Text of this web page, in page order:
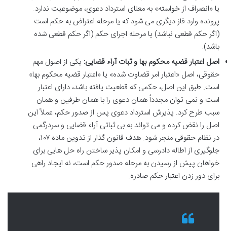
یا «انصراف از خواسته» به معنای استرداد دعوی، موضوعیت ندارد.
پرونده وارد فاز دیگری می شود که یا مرحله اعتراض به حکم است
(اگر حکم قطعی نباشد) یا مرحله اجرای حکم (اگر حکم قطعی شده
باشد).
اصل اعتبار قضیه محکوم بها و ثبات آراء قضایی: یکی از اصول مهم
حقوقی، اصل «اعتبار امر قضاوت شده» یا «اعتبار قضیه محکوم بها»
است. طبق این اصل، حکمی که قطعیت یافته باشد، دارای اعتبار
است و نمی توان مجدداً همان دعوی را با همان طرفین و همان
سبب طرح کرد. پذیرش استرداد دعوی پس از صدور حکم، عملاً این
اصل را نقض کرده و می تواند به بی ثباتی آراء قضایی و سردرگمی
در نظام حقوقی منجر شود. هدف قانون گذار از تدوین ماده ۱۰۷،
جلوگیری از اطاله دادرسی و امکان پذیر ساختن راه حل هایی برای
خواهان پیش از رسیدن به مرحله صدور حکم است، نه ایجاد راهی
برای دور زدن اعتبار حکم صادره.